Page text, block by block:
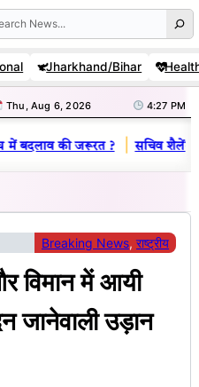
Jharkhand/Bihar
Thu, Aug 6, 2026 4:27 PM
की जरूरत ? | सचिव शैलेंद्र
Breaking News, राष्ट्रीय
विमान में आयी
जानेवाली उड़ान